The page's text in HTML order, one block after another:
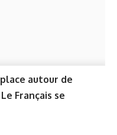
autour de
Français se